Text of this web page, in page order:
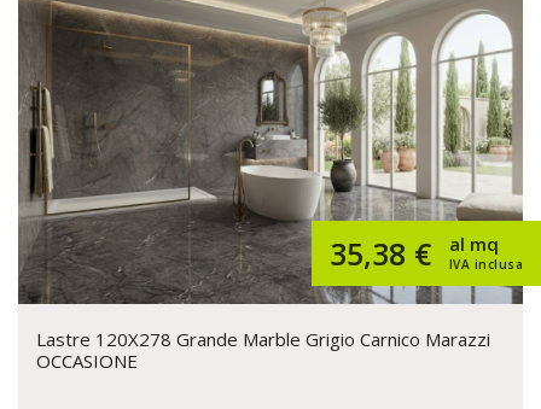
35,38 € IVA inclusa
al mq
Lastre 120X278 Grande Marble Grigio Carnico Marazzi
OCCASIONE